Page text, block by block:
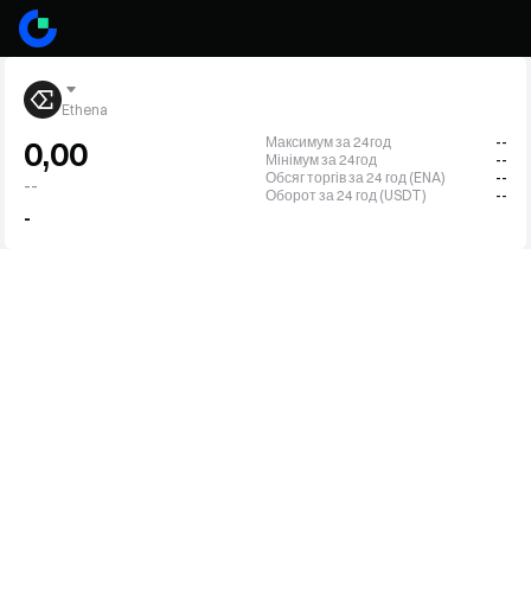
Ethena
0,00
--
-
Максимум за 24год
--
Мінімум за 24год
--
Обсяг торгів за 24 год (ENA)
--
Оборот за 24 год (USDT)
--